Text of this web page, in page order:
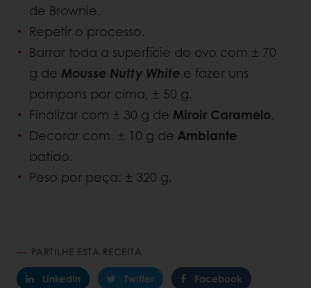
de Brownie.
Repetir o processo.
Barrar toda a superfície do ovo com ± 70
g de Mousse Nutty White e fazer uns
pompons por cima, ± 50 g.
Finalizar com ± 30 g de Miroir Caramelo.
Decorar com ± 10 g de Ambiante
batido.
Peso por peça: ± 320 g.
PARTILHE ESTA RECEITA
LinkedIn
Twitter Facebook